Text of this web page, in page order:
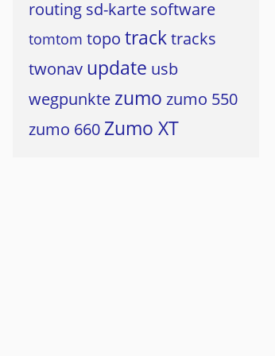
routing sd-karte software
tomtom topo tracktracks
twonav update usb
wegpunkte zumo zumo 550
zumo 660 Zumo XT